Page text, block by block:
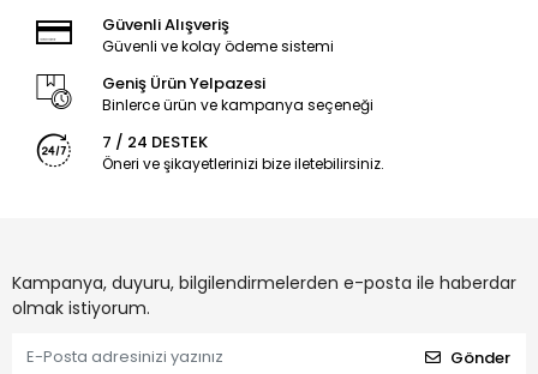
Güvenli Alışveriş
Güvenli ve kolay ödeme sistemi
Geniş Ürün Yelpazesi
Binlerce ürün ve kampanya seçeneği
7 / 24 DESTEK
Öneri ve şikayetlerinizi bize iletebilirsiniz.
Kampanya, duyuru, bilgilendirmelerden e-posta ile haberdar
olmak istiyorum.
Gönder